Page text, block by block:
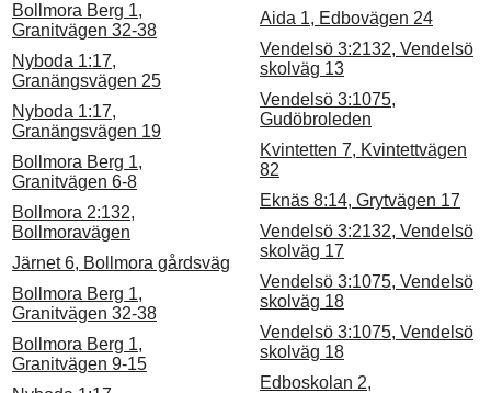
Bollmora Berg 1,
Granitvägen 32-38
Nyboda 1:17,
Granängsvägen 25
Nyboda 1:17,
Granängsvägen 19
Bollmora Berg 1,
Granitvägen 6-8
Bollmora 2:132,
Bollmoravägen
Järnet 6, Bollmora gårdsväg
Bollmora Berg 1,
Granitvägen 32-38
Bollmora Berg 1,
Granitvägen 9-15
Aida 1, Edbovägen 24
Vendelsö 3:2132, Vendelsö
skolväg 13
Vendelsö 3:1075,
Gudöbroleden
Kvintetten 7, Kvintettvägen
82
Eknäs 8:14, Grytvägen 17
Vendelsö 3:2132, Vendelsö
skolväg 17
Vendelsö 3:1075, Vendelsö
skolväg 18
Vendelsö 3:1075, Vendelsö
skolväg 18
Edboskolan 2,